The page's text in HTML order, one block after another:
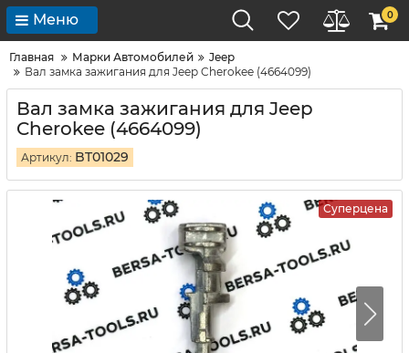
Меню 0
Главная Марки Автомобилей
Jeep
Вал замка зажигания для Jeep Cherokee (4664099)
Вал замка зажигания для Jeep
Cherokee (4664099)
Артикул: BT01029
Суперцена